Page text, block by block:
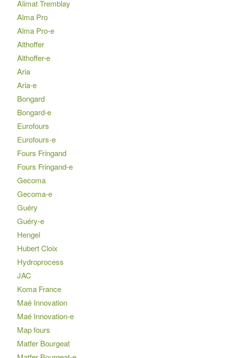
Alimat Tremblay
Alma Pro
Alma Pro-e
Althoffer
Althoffer-e
Aria
Aria-e
Bongard
Bongard-e
Eurofours
Eurofours-e
Fours Fringand
Fours Fringand-e
Gecoma
Gecoma-e
Guéry
Guéry-e
Hengel
Hubert Cloix
Hydroprocess
JAC
Koma France
Maé Innovation
Maé Innovation-e
Map fours
Matfer Bourgeat